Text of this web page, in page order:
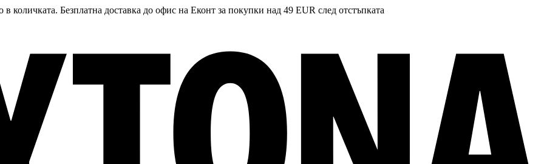
количката. Безплатна доставка до офис на Еконт за покупки над 49 EUR след отстъпката